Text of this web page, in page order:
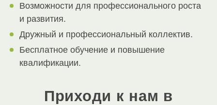
Возможности для профессионального роста
и развития.
Дружный и профессиональный коллектив.
Бесплатное обучение и повышение
квалификации.
Приходи к нам в